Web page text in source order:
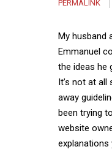
PERMALINK
My husband
Emmanuel
the ideas he
It’s not at
away
been trying
website
explanations